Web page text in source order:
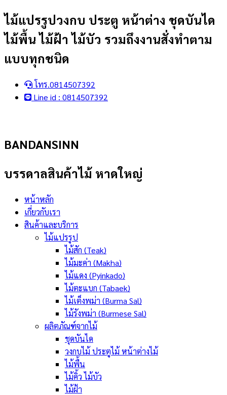
Skip
content
ไม้แปรรูปวงกบ ประตู หน้าต่าง ชุดบันได
ไม้พื้น ไม้ฝ้า ไม้บัว รวมถึงงานสั่งทำตาม
แบบทุกชนิด
โทร.0814507392
Line id : 0814507392
BANDANSINN
บรรดาลสินค้าไม้ หาดใหญ่
หน้าหลัก
เกี่ยวกับเรา
สินค้าและบริการ
ไม้แปรรูป
ไม้สัก (Teak)
ไม้มะค่า (Makha)
ไม้แดง (Pyinkado)
ไม้ตะแบก (Tabaek)
ไม้เต็งพม่า (Burma Sal)
ไม้รังพม่า (Burmese Sal)
ผลิตภัณฑ์จากไม้
ชุดบันได
วงกบไม้ ประตูไม้ หน้าต่างไม้
ไม้พื้น
ไม้คิ้ว ไม้บัว
ไม้ฝ้า